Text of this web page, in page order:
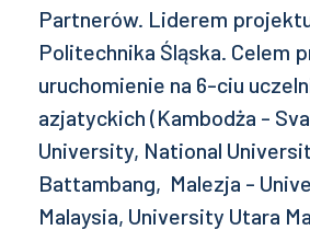
Partnerów. Liderem
Politechnika Śląska. Celem
uruchomienie na 6-ciu
azjatyckich (Kambodża -
University, National
Battambang, Malezja -
Malaysia, University Utara